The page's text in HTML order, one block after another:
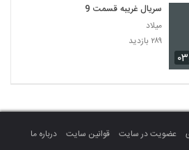
سریال غریبه قسمت 9
میلاد
۲۸۹ بازدید
عضویت در سایت قوانین سایت
درباره ما